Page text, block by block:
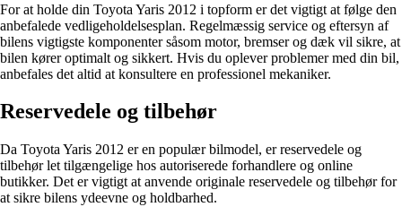
For at holde din Toyota Yaris 2012 i topform er det vigtigt at følge den
anbefalede vedligeholdelsesplan. Regelmæssig service og eftersyn af
bilens vigtigste komponenter såsom motor, bremser og dæk vil sikre, at
bilen kører optimalt og sikkert. Hvis du oplever problemer med din bil,
anbefales det altid at konsultere en professionel mekaniker.
Reservedele og tilbehør
Da Toyota Yaris 2012 er en populær bilmodel, er reservedele og
tilbehør let tilgængelige hos autoriserede forhandlere og online
butikker. Det er vigtigt at anvende originale reservedele og tilbehør for
at sikre bilens ydeevne og holdbarhed.